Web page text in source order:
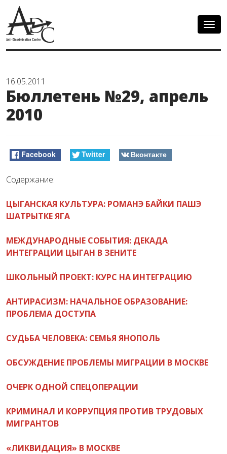
16.05.2011
Бюллетень №29, апрель
2010
Facebook Twitter Вконтакте
Содержание:
ЦЫГАНСКАЯ КУЛЬТУРА: РОМАНЭ БАЙКИ ПАШЭ
ШАТРЫТКЕ ЯГА
МЕЖДУНАРОДНЫЕ СОБЫТИЯ: ДЕКАДА
ИНТЕГРАЦИИ ЦЫГАН В ЗЕНИТЕ
ШКОЛЬНЫЙ ПРОЕКТ: КУРС НА ИНТЕГРАЦИЮ
АНТИРАСИЗМ: НАЧАЛЬНОЕ ОБРАЗОВАНИЕ:
ПРОБЛЕМА ДОСТУПА
СУДЬБА ЧЕЛОВЕКА: СЕМЬЯ ЯНОПОЛЬ
ОБСУЖДЕНИЕ ПРОБЛЕМЫ МИГРАЦИИ В МОСКВЕ
ОЧЕРК ОДНОЙ СПЕЦОПЕРАЦИИ
КРИМИНАЛ И КОРРУПЦИЯ ПРОТИВ ТРУДОВЫХ
МИГРАНТОВ
«ЛИКВИДАЦИЯ» В МОСКВЕ